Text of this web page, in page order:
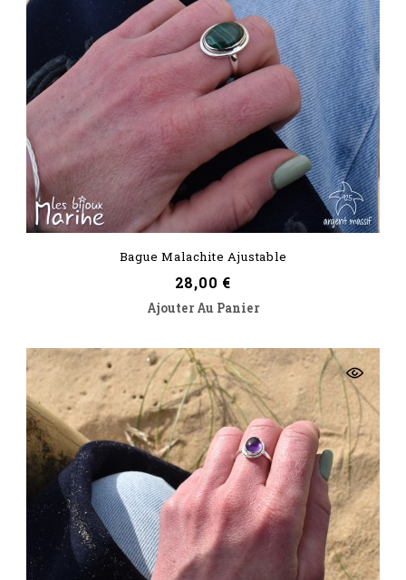
Bague Malachite Ajustable
Prix
28,00 €
Ajouter Au Panier